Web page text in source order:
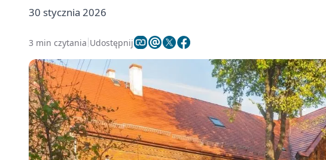
30 stycznia 2026
3 min czytania Udostępnij